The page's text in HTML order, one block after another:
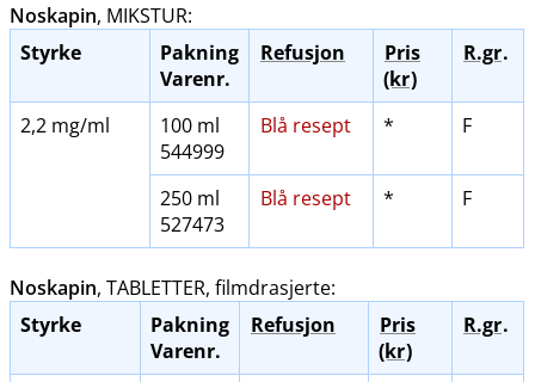
Noskapin, MIKSTUR:
Styrke
Pakning
Varenr.
Refusjon
Pris
(kr)
R.gr.
2,2 mg/ml
100 ml
544999
Blå resept * F
250 ml
527473
Blå resept * F
Noskapin, TABLETTER, filmdrasjerte:
Styrke
Pakning
Varenr.
Refusjon
Pris
(kr)
R.gr.